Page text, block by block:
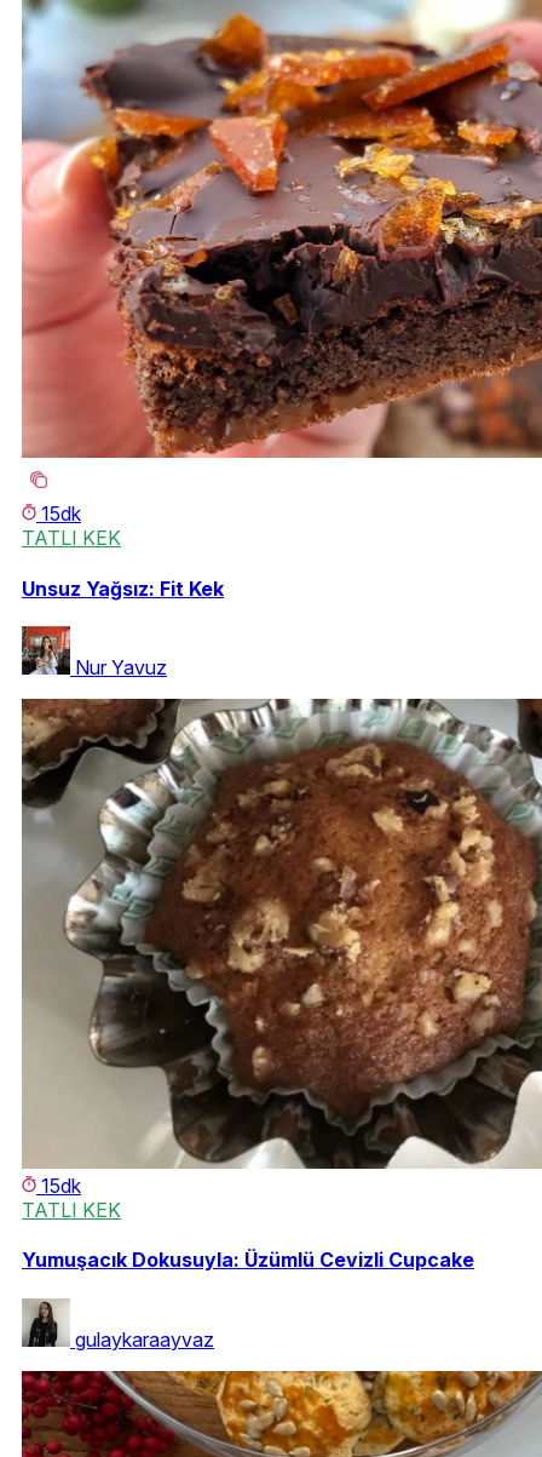
15dk
TATLI KEK
Unsuz Yağsız: Fit Kek
Nur Yavuz
15dk
TATLI KEK
Yumuşacık Dokusuyla: Üzümlü Cevizli Cupcake
gulaykaraayvaz